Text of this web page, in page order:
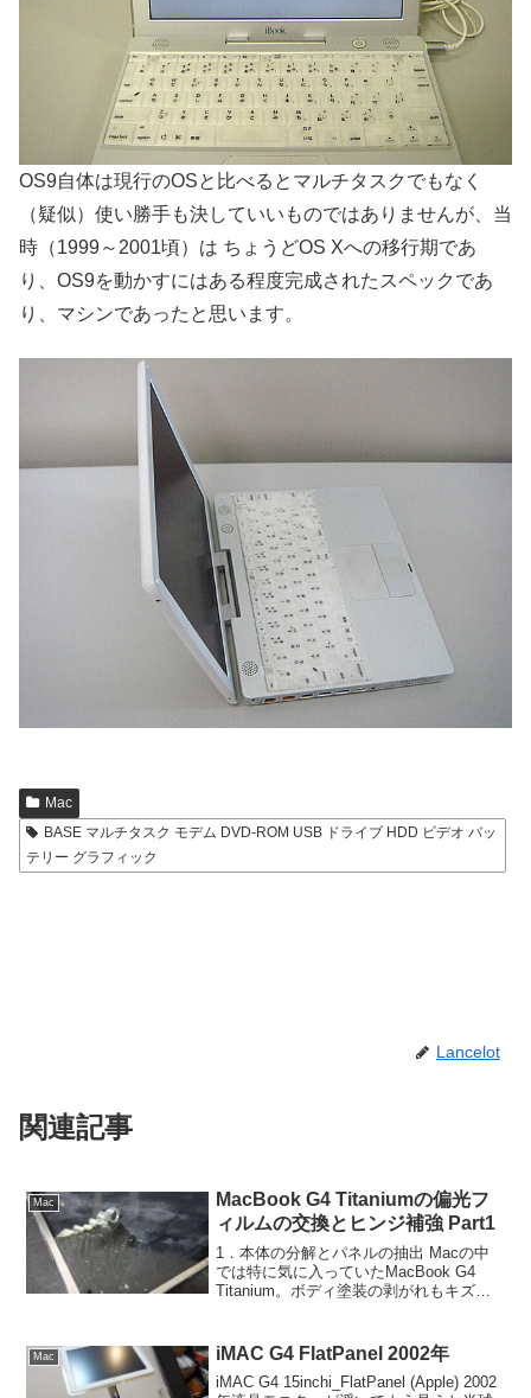
OS9自体は現行のOSと比べるとマルチタスクでもなく
（疑似）使い勝手も決していいものではありませんが、当
時（1999～2001頃）は ちょうどOS Xへの移行期であ
り、OS9を動かすにはある程度完成されたスペックであ
り、マシンであったと思います。
Mac
BASE マルチタスク モデム DVD-ROM USB ドライブ HDD ビデオ バッ
テリー グラフィック
Lancelot
関連記事
Mac
MacBook G4 Titaniumの偏光フ
ィルムの交換とヒンジ補強 Part1
1．本体の分解とパネルの抽出 Macの中
では特に気に入っていたMacBook G4
Titanium。ボディ塗装の剥がれもキズも
ィルムの変性が始まっています。 久し
ぶり...
Mac iMAC G4 FlatPanel 2002年
iMAC G4 15inchi_FlatPanel (Apple) 2002